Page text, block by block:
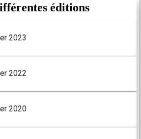
éditions
2023
2022
2020